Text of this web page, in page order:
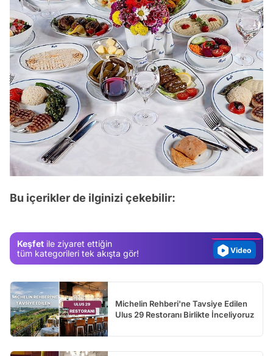
Bu içerikler de ilginizi çekebilir:
Keşfet ile ziyaret ettiğin
tüm kategorileri tek akışta gör!
Video
Video
Michelin Rehberi'ne Tavsiye Edilen
Ulus 29 Restoranı Birlikte İnceliyoruz